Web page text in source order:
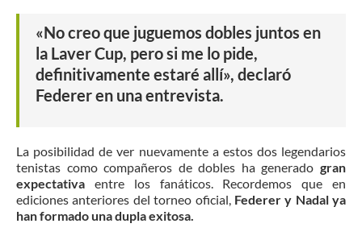
«No creo que juguemos dobles juntos en
la Laver Cup, pero si me lo pide,
definitivamente estaré allí», declaró
Federer en una entrevista.
La posibilidad de ver nuevamente a estos dos legendarios
tenistas como compañeros de dobles ha generado gran
expectativa entre los fanáticos. Recordemos que en
ediciones anteriores del torneo oficial, Federer y Nadal ya
han formado una dupla exitosa.